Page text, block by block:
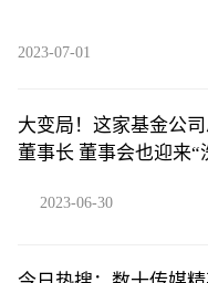
2023-07-01
大变局！这家基金公
董事长 董事会也迎来“
2023-06-30